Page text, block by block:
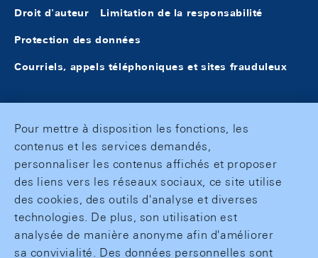
Droit d'auteur Limitation de la responsabilité
Protection des données
Courriels, appels téléphoniques et sites frauduleux
Pour mettre à disposition les fonctions, les
contenus et les services demandés,
personnaliser les contenus affichés et proposer
des liens vers les réseaux sociaux, ce site utilise
des cookies, des outils d'analyse et diverses
technologies. De plus, son utilisation est
analysée de manière anonyme afin d'améliorer
sa convivialité. Des données personnelles sont